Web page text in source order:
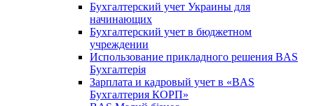
Бухгалтерский учет Украины для
начинающих
Бухгалтерский учет в бюджетном
учреждении
Использование прикладного решения BAS
Бухгалтерія
Зарплата и кадровый учет в «BAS
Бухгалтерия КОРП»